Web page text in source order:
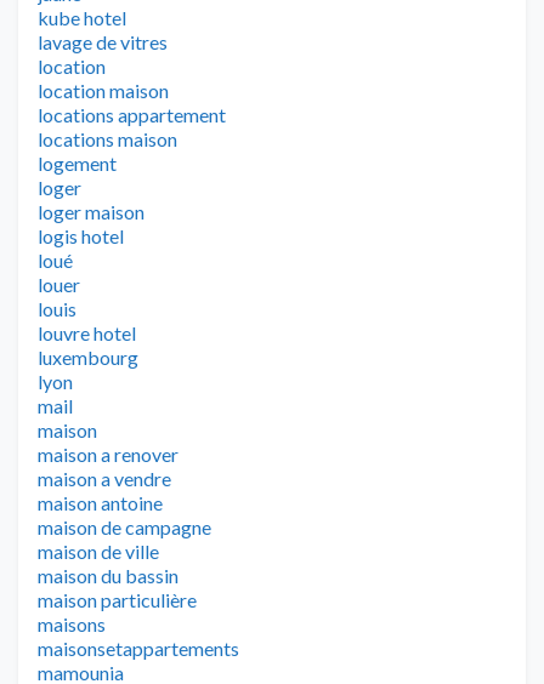
kube hotel
lavage de vitres
location
location maison
locations appartement
locations maison
logement
loger
loger maison
logis hotel
loué
louer
louis
louvre hotel
luxembourg
lyon
mail
maison
maison a renover
maison a vendre
maison antoine
maison de campagne
maison de ville
maison du bassin
maison particulière
maisons
maisonsetappartements
mamounia